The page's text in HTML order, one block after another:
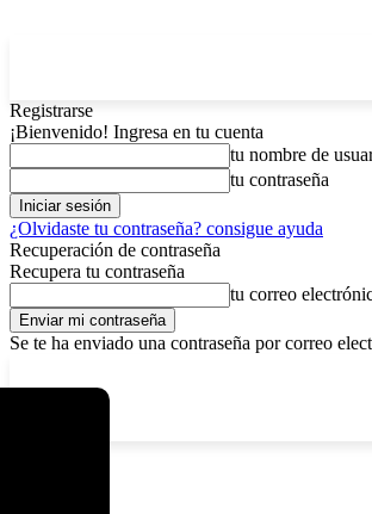
Registrarse
¡Bienvenido! Ingresa en tu cuenta
tu nombre de
tu contraseña
¿Olvidaste tu contraseña? consigue ayuda
Recuperación de contraseña
Recupera tu contraseña
tu correo
Se te ha enviado una contraseña por correo